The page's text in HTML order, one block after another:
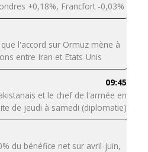
+0,18%, Francfort -0,03%
l'accord sur Ormuz mène à
entre Iran et Etats-Unis
09:45
et le chef de l'armée en
de jeudi à samedi (diplomatie)
du bénéfice net sur avril-juin,